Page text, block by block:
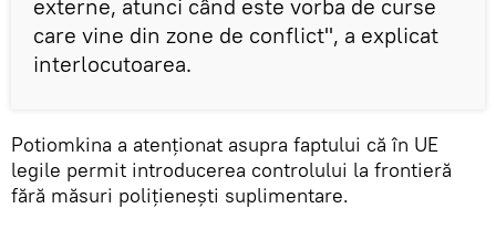
externe, atunci când este vorba de curse
care vine din zone de conflict", a explicat
interlocutoarea.
Potiomkina a atenționat asupra faptului că în UE
legile permit introducerea controlului la frontieră
fără măsuri polițieneşti suplimentare.